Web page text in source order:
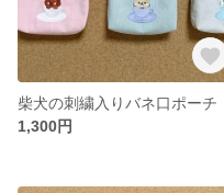
柴犬の刺繍入りバネ口ポーチ
1,300円